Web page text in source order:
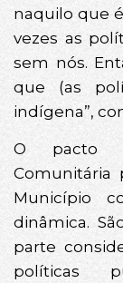
naquilo que
vezes as
sem nós.
que (as
indígena”,
O pacto
Comunitária
Município
dinâmica.
parte
políticas